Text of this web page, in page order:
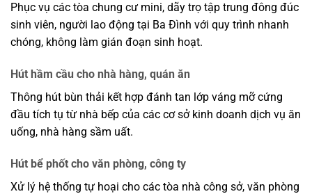
Phục vụ các tòa chung cư mini, dãy trọ tập trung đông đúc
sinh viên, người lao động tại Ba Đình với quy trình nhanh
chóng, không làm gián đoạn sinh hoạt.
Hút hầm cầu cho nhà hàng, quán ăn
Thông hút bùn thải kết hợp đánh tan lớp váng mỡ cứng
đầu tích tụ từ nhà bếp của các cơ sở kinh doanh dịch vụ ăn
uống, nhà hàng sầm uất.
Hút bể phốt cho văn phòng, công ty
Xử lý hệ thống tự hoại cho các tòa nhà công sở, văn phòng